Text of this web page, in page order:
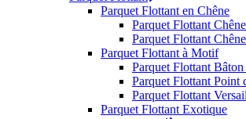
Parquet Flottant en Chêne
Parquet Flottant
Parquet Flottant
Parquet Flottant à Motif
Parquet Flottant
Parquet Flottant Point
Parquet Flottant
Parquet Flottant Exotique